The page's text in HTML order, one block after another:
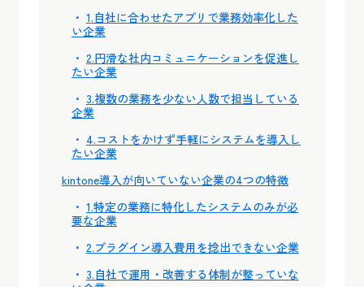
1.自社に合わせたアプリで業務効率化した
い企業
2.円滑な社内コミュニケーションを促進し
たい企業
3.複数の業務を少ない人数で担当している
企業
4.コストをかけず手軽にシステムを導入し
たい企業
kintone導入が向いていない企業の4つの特徴
1.特定の業務に特化したシステムのみが必
要な企業
2.プラグイン導入費用を捻出できない企業
3.自社で運用・改善する体制が整っていな